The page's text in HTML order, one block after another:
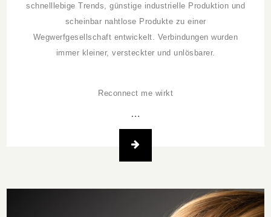
schnelllebige Trends, günstige industrielle Produktion und
scheinbar nahtlose Produkte zu einer
Wegwerfgesellschaft entwickelt. Verbindungen wurden
immer kleiner, versteckter und unlösbarer.
Reconnect me wirkt
…